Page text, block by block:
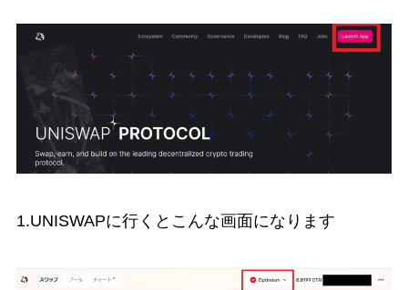
1.UNISWAPに行くとこんな画面になります